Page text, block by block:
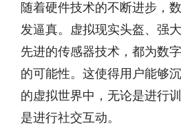
随着硬件技术的不断进步，
发逼真。虚拟现实头盔、强
先进的传感器技术，都为数
的可能性。这使得用户能够
的虚拟世界中，无论是进行
是进行社交互动。